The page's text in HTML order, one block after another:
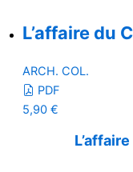
L’affaire du
ARCH. COL.
PDF
5,90 €